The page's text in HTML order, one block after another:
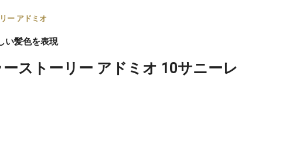
ー アドミオ
い髪色を表現
ストーリー アドミオ 10サニーレ